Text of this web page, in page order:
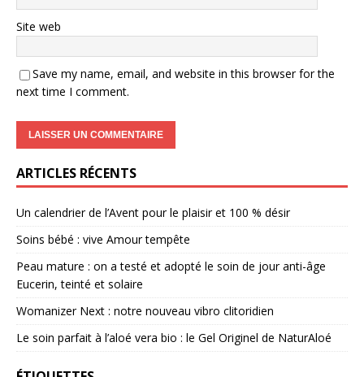
Site web
Save my name, email, and website in this browser for the
next time I comment.
ARTICLES RÉCENTS
Un calendrier de l’Avent pour le plaisir et 100 % désir
Soins bébé : vive Amour tempête
Peau mature : on a testé et adopté le soin de jour anti-âge
Eucerin, teinté et solaire
Womanizer Next : notre nouveau vibro clitoridien
Le soin parfait à l’aloé vera bio : le Gel Originel de NaturAloé